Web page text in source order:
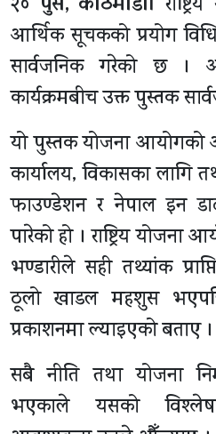
आर्थिक सूचकको प्रयोग
सार्वजनिक गरेको छ ।
कार्यक्रमबीच उक्त पुस्तक
यो पुस्तक योजना आयोगको
कार्यालय, विकासका लागि
फाउण्डेशन र नेपाल इन
पारेको हो । राष्ट्रिय
भण्डारीले सही तथ्यांक
ठूलो खाडल महशुस
प्रकाशनमा ल्याइएको बताए ।
सबै नीति तथा योजना
भएकाले यसको